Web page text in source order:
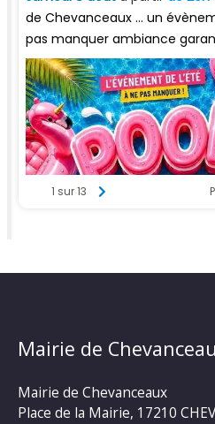
Mairie de
Mairie de Chevanceaux
Place de la Mairie, 17210